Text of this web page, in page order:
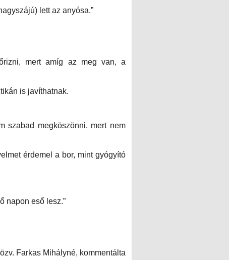
lett az anyósa.”
mert amíg az meg van, a
is javíthatnak.
szabad megköszönni, mert nem
érdemel a bor, mint gyógyító
napon eső lesz.”
Farkas Mihályné, kommentálta